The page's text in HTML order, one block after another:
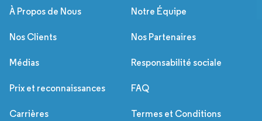
À Propos de Nous Notre Équipe
Nos Clients Nos Partenaires
Médias Responsabilité sociale
Prix et reconnaissances FAQ
Carrières Termes et Conditions